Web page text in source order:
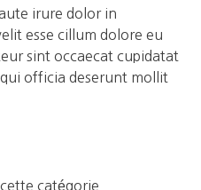
irure dolor in
esse cillum dolore eu
sint occaecat cupidatat
officia deserunt mollit
catégorie